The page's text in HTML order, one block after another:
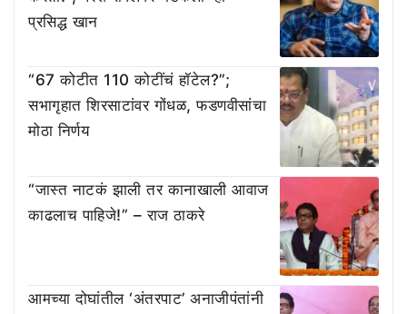
प्रसिद्ध खान
“67 कोटीत 110 कोटींचं हॉटेल?”;
सभागृहात शिरसाटांवर गोंधळ, फडणवीसांचा
मोठा निर्णय
“जास्त नाटकं झाली तर कानाखाली आवाज
काढलाच पाहिजे!” – राज ठाकरे
आमच्या दोघांतील ‘अंतरपाट’ अनाजीपंतांनी